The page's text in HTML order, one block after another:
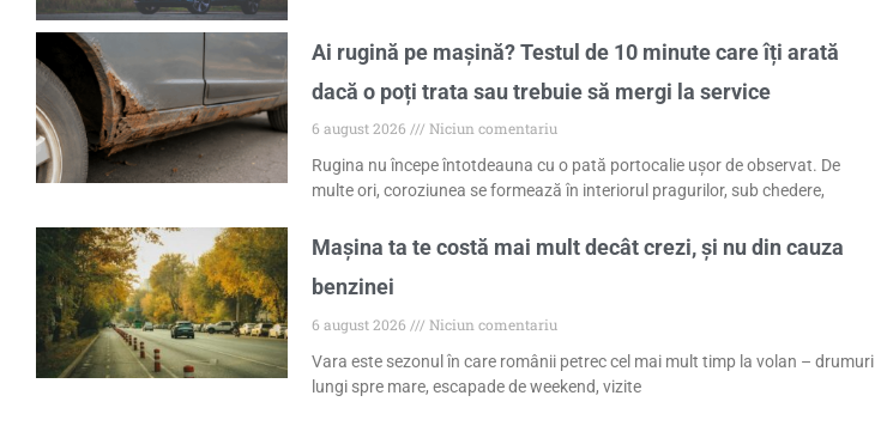
Ai rugină pe mașină? Testul de 10 minute care îți arată
dacă o poți trata sau trebuie să mergi la service
6 august 2026
Niciun comentariu
Rugina nu începe întotdeauna cu o pată portocalie ușor de observat. De
multe ori, coroziunea se formează în interiorul pragurilor, sub chedere,
Mașina ta te costă mai mult decât crezi, și nu din cauza
benzinei
6 august 2026
Niciun comentariu
Vara este sezonul în care românii petrec cel mai mult timp la volan – drumuri
lungi spre mare, escapade de weekend, vizite